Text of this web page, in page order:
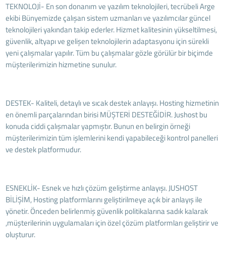
TEKNOLOJİ- En son donanım ve yazılım teknolojileri, tecrübeli Arge
ekibi Bünyemizde çalışan sistem uzmanları ve yazılımcılar güncel
teknolojileri yakından takip ederler. Hizmet kalitesinin yükseltilmesi,
güvenlik, altyapı ve gelişen teknolojilerin adaptasyonu için sürekli
yeni çalışmalar yapılır. Tüm bu çalışmalar gözle görülür bir biçimde
müşterilerimizin hizmetine sunulur.
DESTEK- Kaliteli, detaylı ve sıcak destek anlayışı. Hosting hizmetinin
en önemli parçalarından birisi MÜŞTERİ DESTEĞİDİR. Jushost bu
konuda ciddi çalışmalar yapmıştır. Bunun en belirgin örneği
müşterilerimizin tüm işlemlerini kendi yapabileceği kontrol panelleri
ve destek platformudur.
ESNEKLİK- Esnek ve hızlı çözüm geliştirme anlayışı. JUSHOST
BİLİŞİM, Hosting platformlarını geliştirilmeye açık bir anlayış ile
yönetir. Önceden belirlenmiş güvenlik politikalarına sadık kalarak
,müşterilerinin uygulamaları için özel çözüm platformları geliştirir ve
oluşturur.